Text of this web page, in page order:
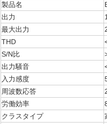
製品名
出力
最大出力
THD
S/N比
出力騒音
入力感度
周波数応答
労働効率
クラスタイプ